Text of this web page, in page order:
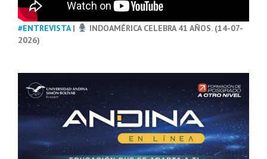
#ENTREVISTA|
INDOAMÉRICA CELEBRA 41 AÑOS. (14-07-
2026)